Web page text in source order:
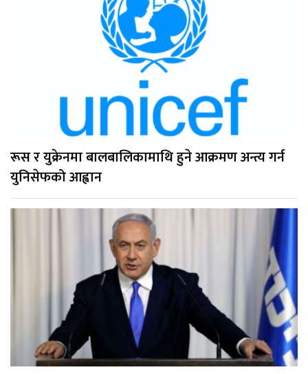
रूस र युक्रेनमा बालबालिकामाथि हुने आक्रमण अन्त्य गर्न
युनिसेफको आह्वान